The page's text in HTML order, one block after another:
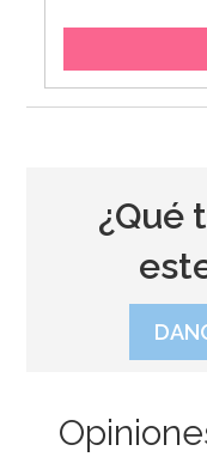
¿Qué